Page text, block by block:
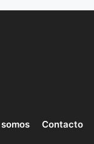
Contacto